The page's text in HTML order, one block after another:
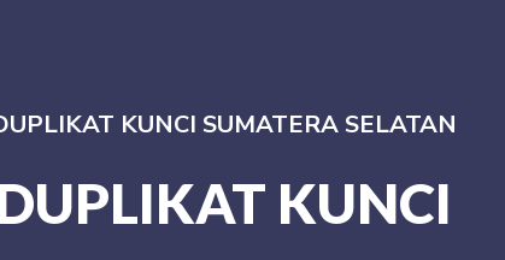
KUNCI SUMATERA SELATAN
KUNCI